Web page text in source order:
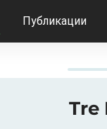
Публикации
Tre